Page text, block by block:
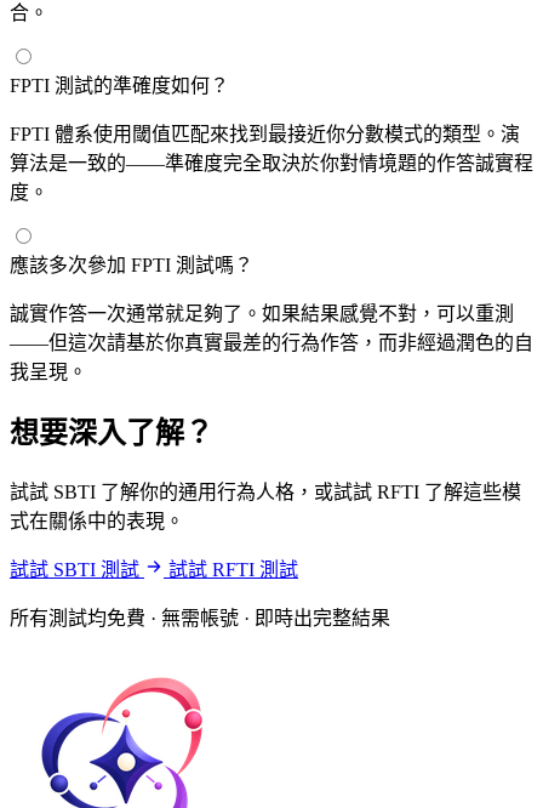
合。
FPTI 測試的準確度如何？
FPTI 體系使用閾值匹配來找到最接近你分數模式的類型。演
算法是一致的——準確度完全取決於你對情境題的作答誠實程
度。
應該多次參加 FPTI 測試嗎？
誠實作答一次通常就足夠了。如果結果感覺不對，可以重測
——但這次請基於你真實最差的行為作答，而非經過潤色的自
我呈現。
想要深入了解？
試試 SBTI 了解你的通用行為人格，或試試 RFTI 了解這些模
式在關係中的表現。
試試 SBTI 測試 試試 RFTI 測試
所有測試均免費 · 無需帳號 · 即時出完整結果